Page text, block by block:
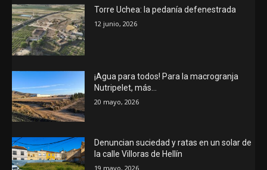
Torre Uchea: la pedanía defenestrada
12 junio, 2026
¡Agua para todos! Para la macrogranja
Nutripelet, más…
20 mayo, 2026
Denuncian suciedad y ratas en un solar de
la calle Villoras de Hellín
19 mayo, 2026